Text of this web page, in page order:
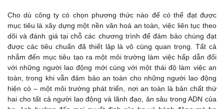
Cho dù công ty có chọn phương thức nào để có thể đạt được
mục tiêu là xây dựng một nền văn hoá an toàn, việc liên tục theo
dõi và đánh giá tại chỗ các chương trình để đảm bảo chúng đạt
được các tiêu chuẩn đã thiết lập là vô cùng quan trọng. Tất cả
nhắm đến mục tiêu tạo ra một môi trường làm việc hấp dẫn đối
với những người lao động mới cùng với một thái độ làm việc an
toàn, trong khi vẫn đảm bảo an toàn cho những người lao động
hiện có – một môi trường phát triển, nơi an toàn là bản chất thứ
hai cho tất cả người lao động và lãnh đạo, ăn sâu trong ADN của